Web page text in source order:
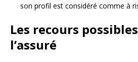
son profil est considéré comme à
Les recours
l’assuré